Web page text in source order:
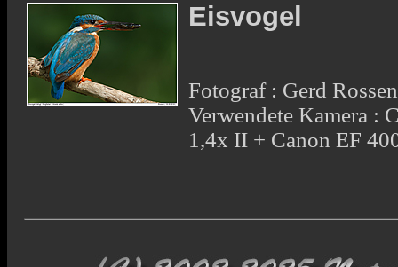
Eisvogel
Fotograf : Gerd Rossen
Verwendete Kamera :
1,4x II + Canon EF